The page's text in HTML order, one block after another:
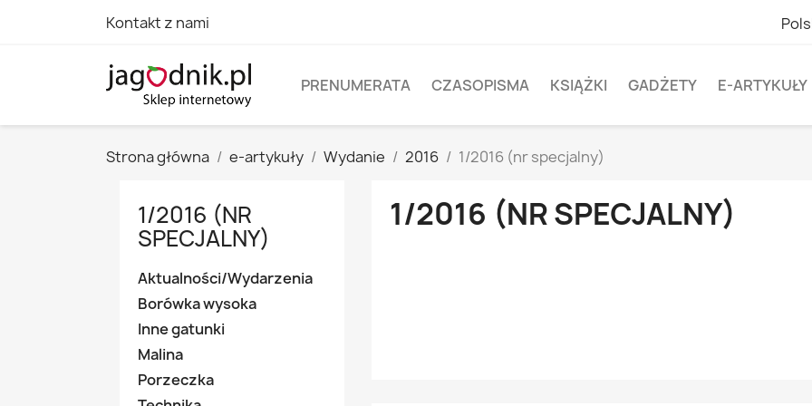
Kontakt z nami
PRENUMERATA CZASOPISMA KSIĄŻKI GADŻETY E-ARTYKUŁY
Strona główna e-artykuły Wydanie 2016 1/2016 (nr specjalny)
1/2016 (NR
SPECJALNY)
Aktualności/Wydarzenia
Borówka wysoka
Inne gatunki
Malina
Porzeczka
1/2016 (NR SPECJALNY)